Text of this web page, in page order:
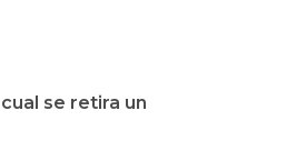
se retira un